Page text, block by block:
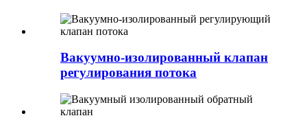
Вакуумно-изолированный клапан
регулирования потока